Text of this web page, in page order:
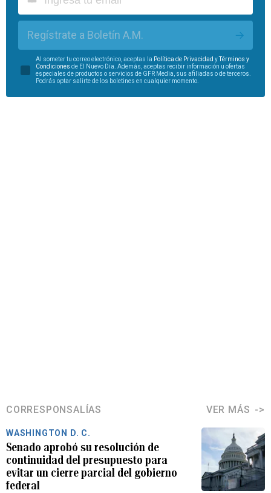
Regístrate a Boletín A.M.
Al someter tu correo electrónico, aceptas la Política de Privacidad y
Términos y
Condiciones de El Nuevo Día. Además, aceptas recibir información u ofertas
especiales de productos o servicios de GFR Media, sus afiliadas o de terceros.
Podrás optar salirte de los boletines en cualquier momento.
CORRESPONSALÍAS VER MÁS
WASHINGTON D. C.
Senado aprobó su resolución de
continuidad del presupuesto para
evitar un cierre parcial del gobierno
federal